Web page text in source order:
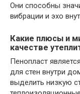
Они способны
вибрации и эхо
Какие плюсы и
качестве
Пенопласт
для стен внутри
выделить низкую